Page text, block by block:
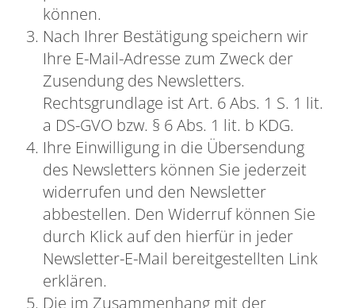
können.
Nach Ihrer Bestätigung speichern wir
Ihre E-Mail-Adresse zum Zweck der
Zusendung des Newsletters.
Rechtsgrundlage ist Art. 6 Abs. 1 S. 1 lit.
a DS-GVO bzw. § 6 Abs. 1 lit. b KDG.
Ihre Einwilligung in die Übersendung
des Newsletters können Sie jederzeit
widerrufen und den Newsletter
abbestellen. Den Widerruf können Sie
durch Klick auf den hierfür in jeder
Newsletter-E-Mail bereitgestellten Link
erklären.
Die im Zusammenhang mit der